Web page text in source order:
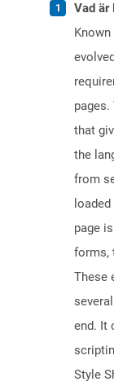
Vad är
that
the
from
page
forms,
These
end. It
Style